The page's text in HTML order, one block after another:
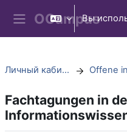
Перейти к основному
Боковая панель
Вы
Личный кабинет
Fachtagungen in